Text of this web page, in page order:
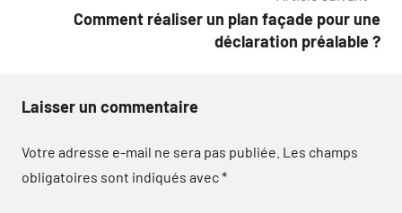
Comment réaliser un plan façade pour une
déclaration préalable ?
Laisser un commentaire
Votre adresse e-mail ne sera pas publiée. Les champs
obligatoires sont indiqués avec*